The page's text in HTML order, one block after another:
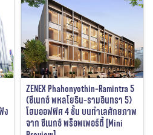
ง
ZENEX Phahonyothin-Ramintra 5
(ซีเนกซ์ พหลโยธิน-รามอินทรา 5)
โฮมออฟฟิศ 4 ชั้น บนทำเลศักยภาพ
จาก ซีเนกซ์ พร็อพเพอร์ตี้ [Mini